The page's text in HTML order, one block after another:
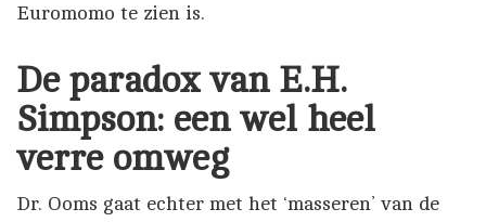
Euromomo te zien is.
De paradox van E.H.
Simpson: een wel heel
verre omweg
Dr. Ooms gaat echter met het ‘masseren’ van de